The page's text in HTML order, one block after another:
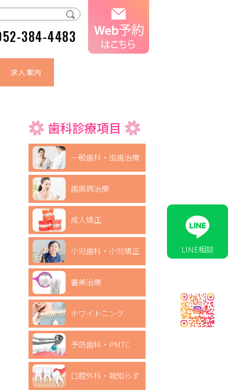
384-4483
求人案内
歯科診療項目
一般歯科・虫歯治療
歯周病治療
成人矯正
小児歯科・小児矯正
審美治療
ホワイトニング
予防歯科・PMTC
口腔外科・親知らず
LINE相談